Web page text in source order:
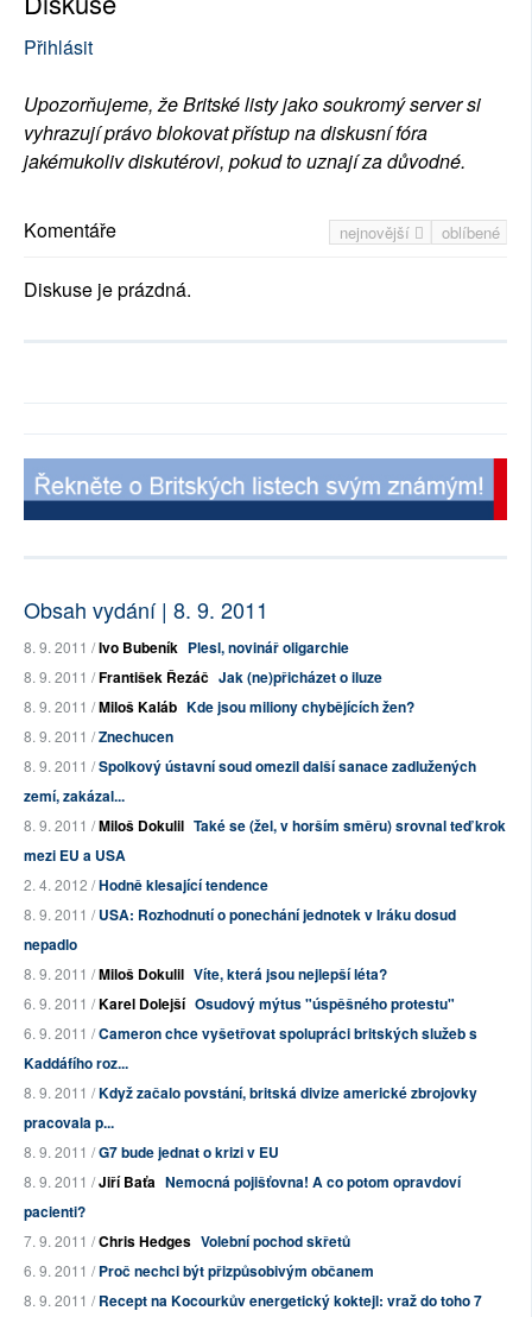
Přihlásit
Upozorňujeme, že Britské listy jako soukromý server si
vyhrazují právo blokovat přístup na diskusní fóra
jakémukoliv diskutérovi, pokud to uznají za důvodné.
nejnovější oblíbené
Komentáře
Diskuse je prázdná.
Obsah vydání | 8. 9. 2011
8. 9. 2011 /Ivo Bubeník Plesl, novinář oligarchie
8. 9. 2011 /František Řezáč Jak (ne)přicházet o iluze
8. 9. 2011 /Miloš Kaláb Kde jsou miliony chybějících žen?
8. 9. 2011 /Znechucen
8. 9. 2011 /Spolkový ústavní soud omezil další sanace zadlužených
zemí, zakázal...
8. 9. 2011 /Miloš Dokulil Také se (žel, v horším směru) srovnal teď krok
mezi EU a USA
2. 4. 2012 /Hodně klesající tendence
8. 9. 2011 /USA: Rozhodnutí o ponechání jednotek v Iráku dosud
nepadlo
8. 9. 2011 /Miloš Dokulil Víte, která jsou nejlepší léta?
6. 9. 2011 /Karel Dolejší Osudový mýtus "úspěšného protestu"
6. 9. 2011 /Cameron chce vyšetřovat spolupráci britských služeb s
Kaddáfího roz...
8. 9. 2011 /Když začalo povstání, britská divize americké zbrojovky
pracovala p...
8. 9. 2011 /G7 bude jednat o krizi v EU
8. 9. 2011 /Jiří Baťa Nemocná pojišťovna! A co potom opravdoví
pacienti?
7. 9. 2011 /Chris Hedges Volební pochod skřetů
6. 9. 2011 /Proč nechci být přizpůsobivým občanem
8. 9. 2011 /Recept na Kocourkův energetický koktejl: vraž do toho 7